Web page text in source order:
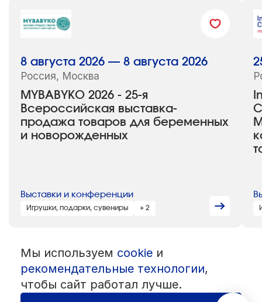
MYBABYKO 2026 - 25-я
Всероссийская выставка-
продажа товаров для беременных
и новорожденных
8 августа 2026 — 8 августа 2026
Россия, Москва
Выставки и конференции
Игрушки, подарки, сувениры + 2
© 1992 — 2026 ООО «НЕГУС ЭКСПО Интернэшнл»
Все права защищены. Использование материалов возможно только
со ссылкой на источник.
Политика конфиденциальности
Пользовательское соглашение
Мы используем cookieи
рекомендательные технологии,
чтобы сайт работал лучше.